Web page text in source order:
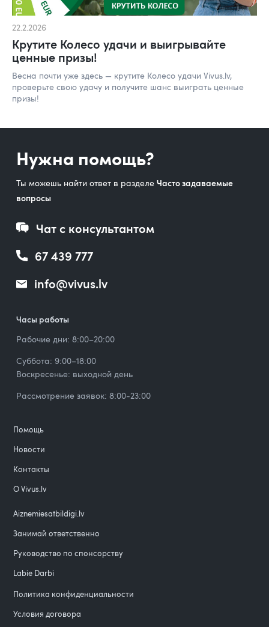
22.2.2026
Крутите Колесо удачи и выигрывайте
ценные призы!
Весна почти уже здесь — крутите Колесо удачи Vivus.lv,
проверьте свою удачу и получите шанс выиграть ценные
призы!
Нужна помощь?
Ты можешь найти ответ в разделе Часто задаваемые
вопросы
Чат с консультантом
67 439 777
info@vivus.lv
Часы работы
Рабочие дни: 8:00–20:00
Суббота: 9:00–18:00
Воскресенье: выходной день
Рассмотрение заявок: 8:00-23:00
Помощь
Новости
Контакты
О Vivus.lv
Aiznemiesatbildigi.lv
Занимай ответственно
Руководство по спонсорству
Labie Darbi
Политика конфиденциальности
Условия договора